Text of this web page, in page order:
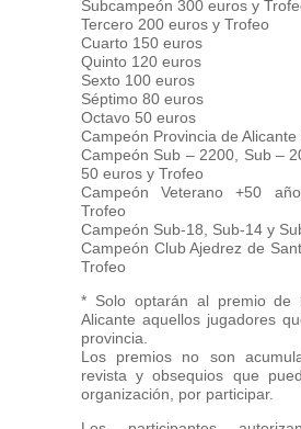
Subcampeón 300 euros y
Tercero 200 euros y Trofeo
Cuarto 150 euros
Quinto 120 euros
Sexto 100 euros
Séptimo 80 euros
Octavo 50 euros
Campeón Provincia de
Campeón Sub – 2200, Sub –
50 euros y Trofeo
Campeón Veterano +50
Trofeo
Campeón Sub-18, Sub-14 y
Campeón Club Ajedrez de
Trofeo
* Solo optarán al premio de
Alicante aquellos jugadores
provincia.
Los premios no son
revista y obsequios que
organización, por participar.